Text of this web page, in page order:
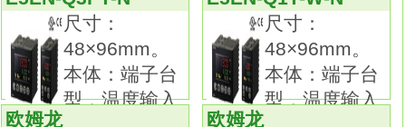
器。
标准采用电缆保护器。
新增直流二线式机种。
无极性二线式接近传感器。
种类：直流二线式/导线引出型。
尺寸：
48×96mm。
本体：端子台
型，温度输入
尺寸：
48×96mm。
本体：端子台
型，温度输入
欧姆龙
欧姆龙